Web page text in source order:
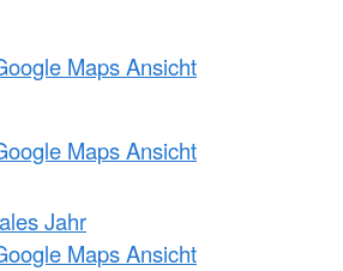
Maps Ansicht
Maps Ansicht
Jahr
Maps Ansicht